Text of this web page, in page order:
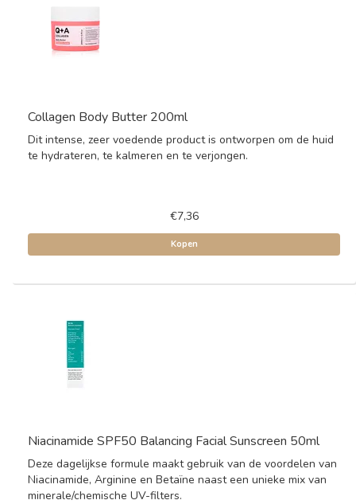
Collagen Body Butter 200ml
Dit intense, zeer voedende product is ontworpen om de huid
te hydrateren, te kalmeren en te verjongen.
€7,36
Kopen
Niacinamide SPF50 Balancing Facial Sunscreen 50ml
Deze dagelijkse formule maakt gebruik van de voordelen van
Niacinamide, Arginine en Betaïne naast een unieke mix van
minerale/chemische UV-filters.